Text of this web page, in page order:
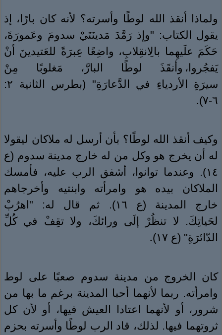
ولماذا أنقذ الله لوطًا وأسرته؟ لأنه كان بارًا، إذ
يقول الكتاب: "وإذ رَمَّدَ مَدينَتَيْ سدومَ وعَمورَةَ،
حَكَمَ علَيهِما بالِانقِلابِ، واضِعًا عِبرَةً للعَتيدينَ أنْ
يَفجُروا، وأنقَذَ لوطًا البارَّ، مَغلوبًا مِنْ
سيرَةِ الأردياءِ في الدَّعارَةِ" (بطرس الثانية ٢:
٦-٧)
.
وكيف أنقذ الله لوطًا؟ بأن أرسل له ملاكان ليقولا
له أن يخرج هو وكل من له خارج مدينة سدوم (ع
١٤). وعندما توانوا، أشفق الرب عليه، فأمسك
الملاكان بيده هو وامرأته وابنتيه وأخرجاهم
خارج المدينة (ع ١٦). ثم قال له: "اهرُبْ
لحَياتِكَ. لا تنظُرْ إلَى ورائكَ، ولا تقِفْ في كُلِّ
الدّائرَةِ" (ع ١٧)
.
كان الخروج من مدينة سدوم صعبًا على لوط
وامرأته. ربما لأنهما أحبا المدينة برغم ما بها من
شرور، أو لأنهما اعتادا العيش فيها، أو لأن كل
ثروتهما فيها. لذلك، قاد الرب لوطًا وأسرته بحزم